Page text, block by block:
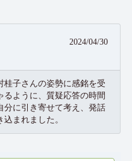
2024/04/30
桂子さんの姿勢に感銘を受
るように、質疑応答の時間
分に引き寄せて考え、発話
まれました。